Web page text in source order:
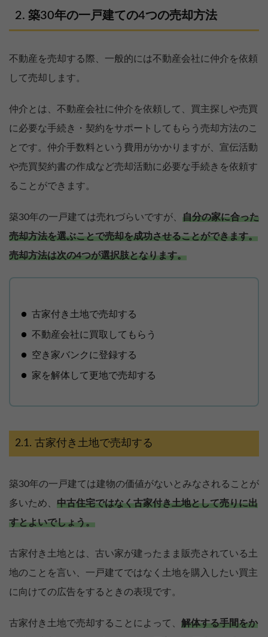
築30年の一戸建ての4つの売却方法
不動産を売却する際、一般的には不動産会社に仲介を依頼
して売却します。
仲介とは、不動産会社に仲介を依頼して、買主探しや売買
に必要な手続き・契約をサポートしてもらう売却方法のこ
とです。仲介手数料という費用がかかりますが、宣伝活動
や売買契約書の作成など売却活動に必要な手続きを依頼す
ることができます。
築30年の一戸建ては売れづらいですが、 自分の家に合った
売却方法を選ぶことで売却を成功させることができます。
売却方法は次の4つが選択肢となります。
古家付き土地で売却する
不動産会社に買取してもらう
空き家バンクに登録する
家を解体して更地で売却する
古家付き土地で売却する
築30年の一戸建ては建物の価値がないとみなされることが
多いため、 中古住宅ではなく古家付き土地として売りに出
すとよいでしょう。
古家付き土地とは、古い家が建ったまま販売されている土
地のことを言い、一戸建てではなく土地を購入したい買主
に向けての広告をするときの表現です。
古家付き土地で売却することによって、 解体する手間をか